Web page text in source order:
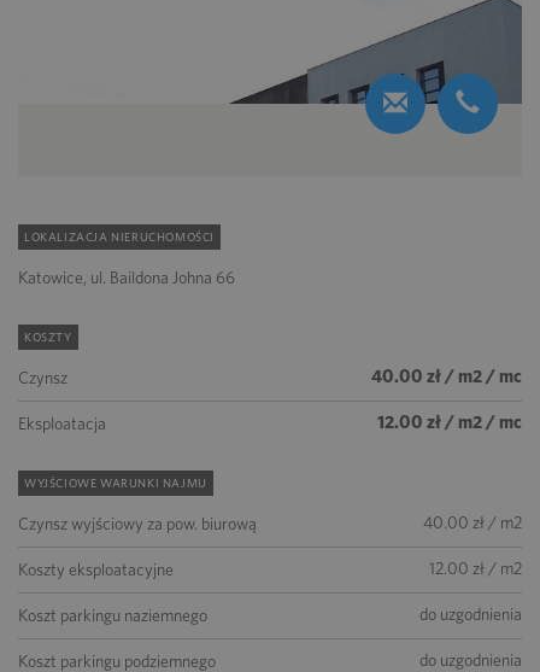
LOKALIZACJA NIERUCHOMOŚCI
Katowice, ul. Baildona Johna 66
KOSZTY
Czynsz 40.00 zł / m2 / mc
Eksploatacja 12.00 zł / m2 / mc
WYJŚCIOWE WARUNKI NAJMU
Czynsz wyjściowy za pow. biurową 40.00 zł / m2
Koszty eksploatacyjne 12.00 zł / m2
Koszt parkingu naziemnego do uzgodnienia
Koszt parkingu podziemnego do uzgodnienia